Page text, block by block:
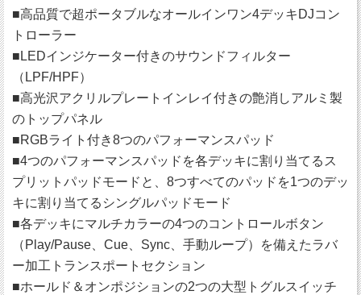
■高品質で超ポータブルなオールインワン4デッキDJコン
トローラー
■LEDインジケーター付きのサウンドフィルター
（LPF/HPF）
■高光沢アクリルプレートインレイ付きの艶消しアルミ製
のトップパネル
■RGBライト付き8つのパフォーマンスパッド
■4つのパフォーマンスパッドを各デッキに割り当てるス
プリットパッドモードと、8つすべてのパッドを1つのデッ
キに割り当てるシングルパッドモード
■各デッキにマルチカラーの4つのコントロールボタン
（Play/Pause、Cue、Sync、手動ループ）を備えたラバ
ー加工トランスポートセクション
■ホールド＆オンポジションの2つの大型トグルスイッチ